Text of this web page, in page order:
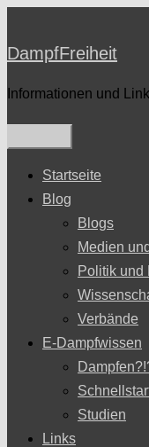
springen
DampfFreiheit
Informationen und
Startseite
Blog
Blogs
Medien
Politik und
Verbände
E-Dampfwissen
Studien
Links